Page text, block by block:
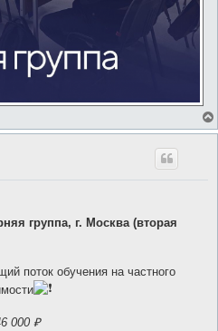
группа, г. Москва (вторая
поток обучения на частного
000 ₽